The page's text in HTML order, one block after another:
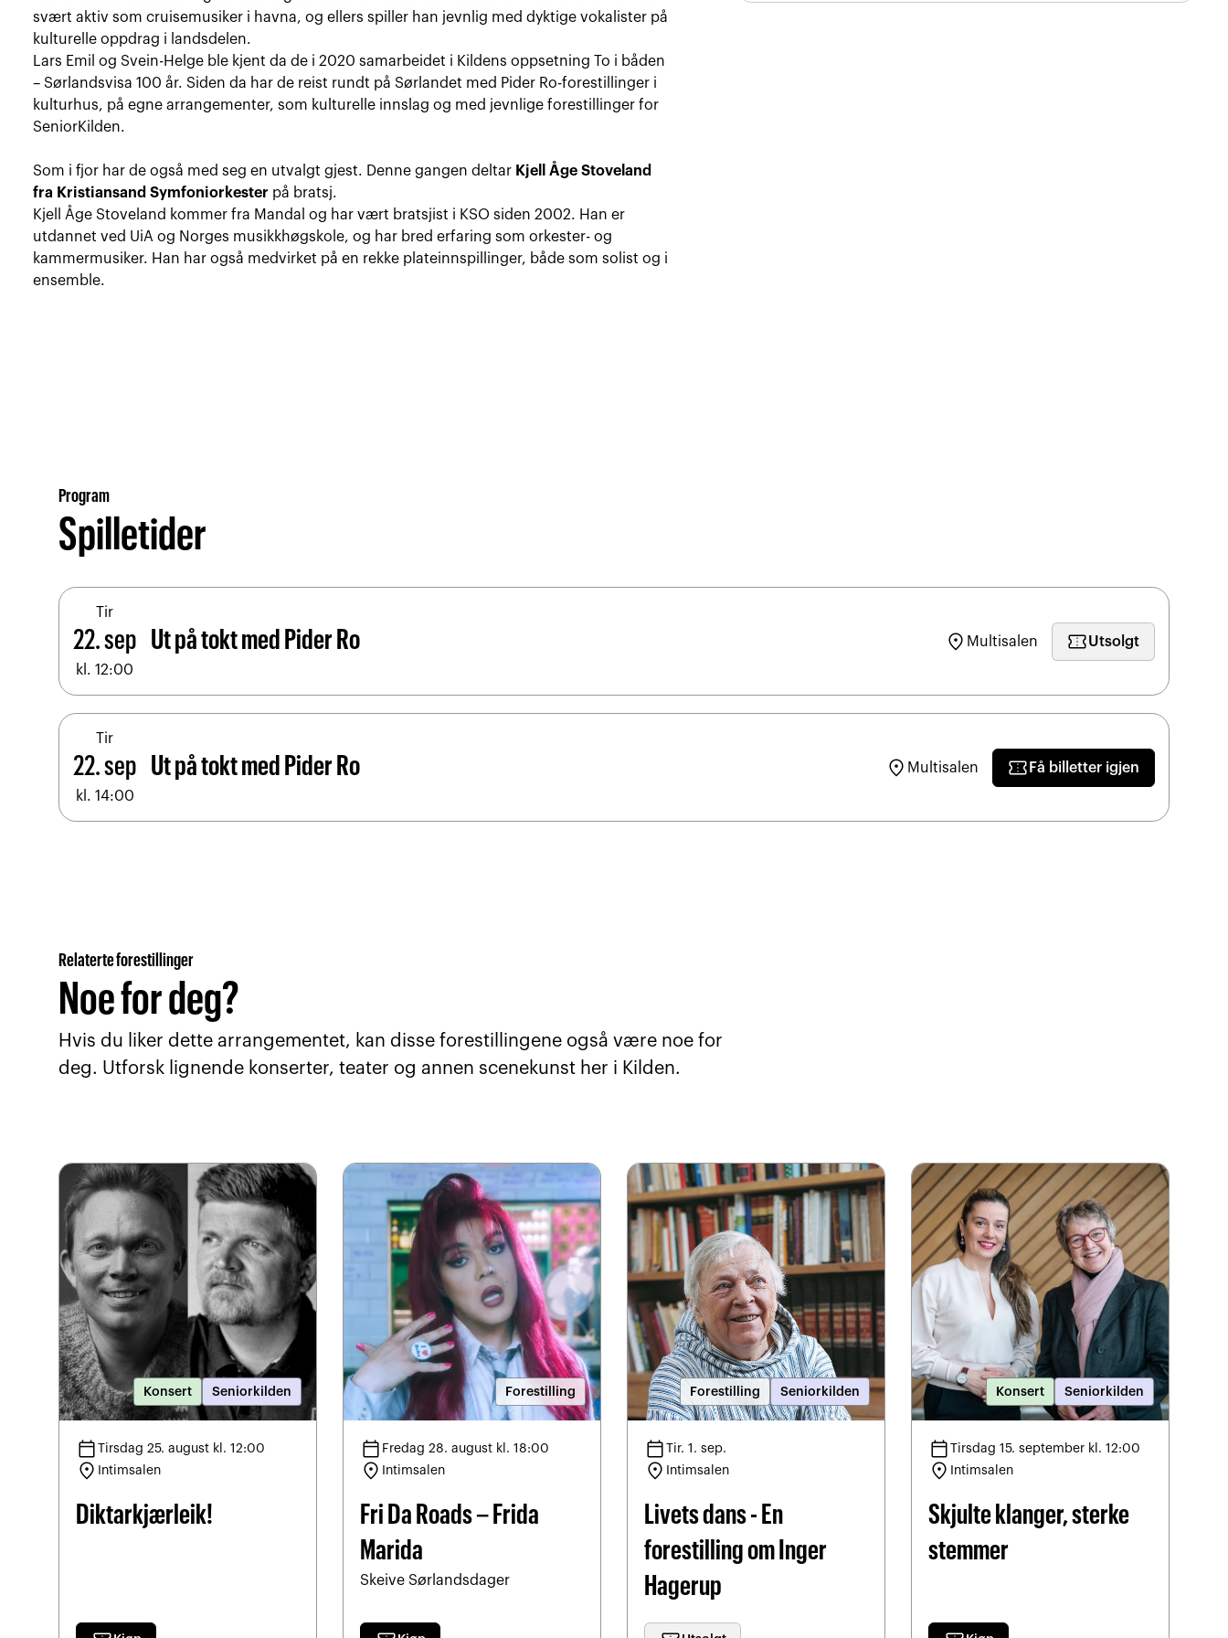
svært aktiv som cruisemusiker i havna, og ellers spiller han jevnlig med dyktige vokalister på
kulturelle oppdrag i landsdelen.
Lars Emil og Svein-Helge ble kjent da de i 2020 samarbeidet i Kildens oppsetning To i båden
– Sørlandsvisa 100 år. Siden da har de reist rundt på Sørlandet med Pider Ro-forestillinger i
kulturhus, på egne arrangementer, som kulturelle innslag og med jevnlige forestillinger for
SeniorKilden.
Som i fjor har de også med seg en utvalgt gjest. Denne gangen deltar Kjell Åge Stoveland
fra Kristiansand Symfoniorkester på bratsj.
Kjell Åge Stoveland kommer fra Mandal og har vært bratsjist i KSO siden 2002. Han er
utdannet ved UiA og Norges musikkhøgskole, og har bred erfaring som orkester- og
kammermusiker. Han har også medvirket på en rekke plateinnspillinger, både som solist og i
ensemble.
Program
Spilletider
Tir
22. sep
kl. 12:00
Ut på tokt med Pider Ro location_on Multisalen confirmation_numberUtsolgt
Tir
22. sep
kl. 14:00
Ut på tokt med Pider Ro location_on Multisalen confirmation_number Få billetter igjen
Relaterte forestillinger
Noe for deg?
Hvis du liker dette arrangementet, kan disse forestillingene også være noe for
deg. Utforsk lignende konserter, teater og annen scenekunst her i Kilden.
Konsert Seniorkilden
calendar_todayTirsdag 25. august kl. 12:00
location_on Intimsalen
Diktarkjærleik!
Forestilling
calendar_today Fredag 28. august kl. 18:00
location_on Intimsalen
Fri Da Roads – Frida
Marida
Skeive Sørlandsdager
Forestilling Seniorkilden
calendar_todayTir. 1. sep.
location_on Intimsalen
Livets dans - En
forestilling om Inger
Hagerup
Konsert Seniorkilden
calendar_todayTirsdag 15. september kl. 12:00
location_on Intimsalen
Skjulte klanger, sterke
stemmer